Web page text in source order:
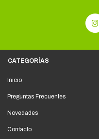
CATEGORÍAS
Inicio
Preguntas Frecuentes
Novedades
Contacto